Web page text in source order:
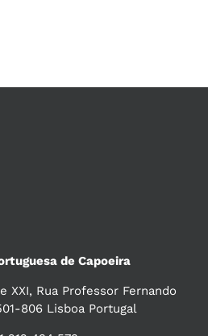
de Capoeira
XXI, Rua Professor Fernando
806 Lisboa Portugal